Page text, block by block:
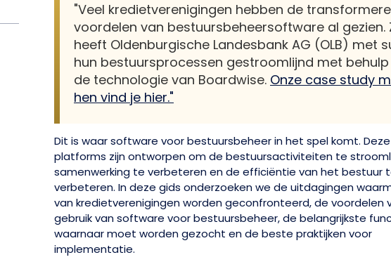
"Veel kredietverenigingen hebben de
voordelen van bestuursbeheersoftware al gezien.
heeft Oldenburgische Landesbank AG (OLB) met
hun bestuursprocessen gestroomlijnd met
de technologie van Boardwise. Onze case study
hen vind je hier."
Dit is waar software voor bestuursbeheer in het spel komt.
platforms zijn ontworpen om de bestuursactiviteiten te
samenwerking te verbeteren en de efficiëntie van het bestuur
verbeteren. In deze gids onderzoeken we de uitdagingen
van kredietverenigingen worden geconfronteerd, de voordelen
gebruik van software voor bestuursbeheer, de belangrijkste
waarnaar moet worden gezocht en de beste praktijken voor
implementatie.